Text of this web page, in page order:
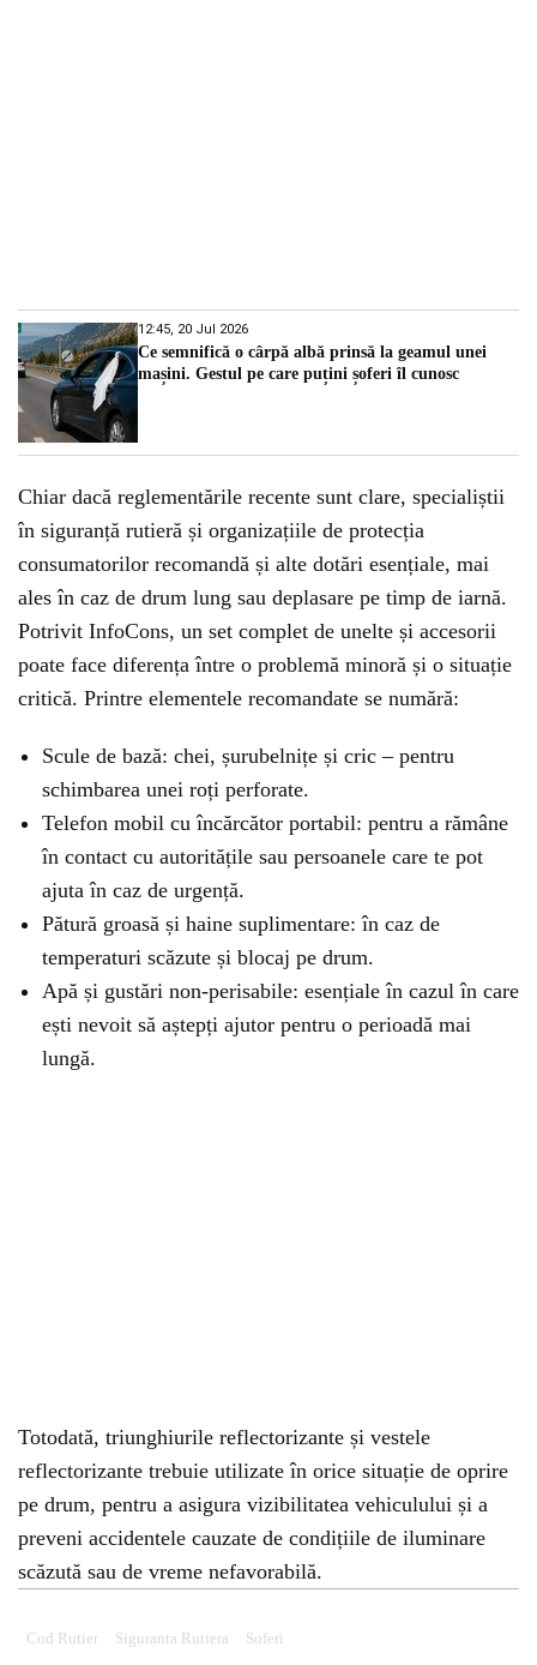
12:45, 20 Jul 2026
Ce semnifică o cârpă albă prinsă la geamul unei
mașini. Gestul pe care puțini șoferi îl cunosc
Chiar dacă reglementările recente sunt clare, specialiștii
în siguranță rutieră și organizațiile de protecția
consumatorilor recomandă și alte dotări esențiale, mai
ales în caz de drum lung sau deplasare pe timp de iarnă.
Potrivit InfoCons, un set complet de unelte și accesorii
poate face diferența între o problemă minoră și o situație
critică. Printre elementele recomandate se numără:
Scule de bază: chei, șurubelnițe și cric – pentru
schimbarea unei roți perforate.
Telefon mobil cu încărcător portabil: pentru a rămâne
în contact cu autoritățile sau persoanele care te pot
ajuta în caz de urgență.
Pătură groasă și haine suplimentare: în caz de
temperaturi scăzute și blocaj pe drum.
Apă și gustări non-perisabile: esențiale în cazul în care
ești nevoit să aștepți ajutor pentru o perioadă mai
lungă.
Totodată, triunghiurile reflectorizante și vestele
reflectorizante trebuie utilizate în orice situație de oprire
pe drum, pentru a asigura vizibilitatea vehiculului și a
preveni accidentele cauzate de condițiile de iluminare
scăzută sau de vreme nefavorabilă.
Cod Rutier Siguranta Rutiera Soferi